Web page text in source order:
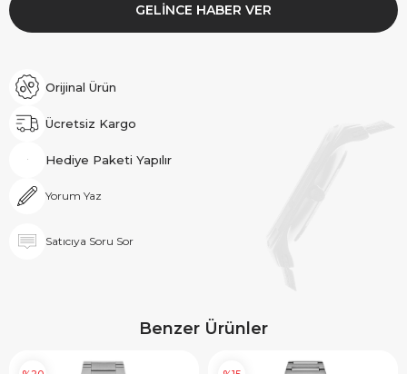
GELINCE HABER VER
Orijinal Ürün
Ücretsiz Kargo
Hediye Paketi Yapılır
Yorum Yaz
Satıcıya Soru Sor
Benzer Ürünler